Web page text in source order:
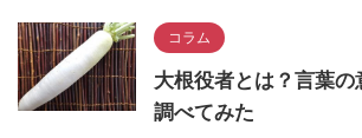
コラム
大根役者とは？言葉の
調べてみた